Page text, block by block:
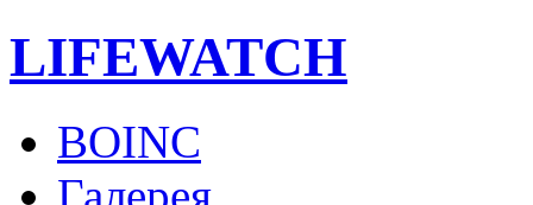
LIFEWATCH
BOINC
Галерея